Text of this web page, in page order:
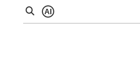
AI